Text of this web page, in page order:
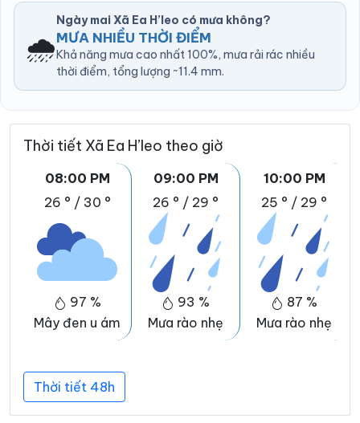
🌧️
Ngày mai Xã Ea H’leo có mưa không?
MƯA NHIỀU THỜI ĐIỂM
Khả năng mưa cao nhất 100%, mưa rải rác nhiều
thời điểm, tổng lượng ~11.4 mm.
Thời tiết Xã Ea H’leo theo giờ
08:00 PM
26 ° / 30 °
97 %
Mây đen u ám
09:00 PM
26 ° / 29 °
93 %
Mưa rào nhẹ
10:00 PM
25 ° / 29 °
87 %
Mưa rào nhẹ
Thời tiết 48h